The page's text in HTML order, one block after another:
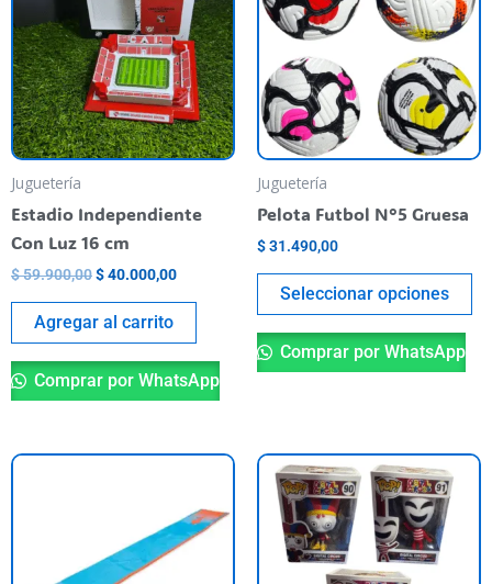
Juguetería
Estadio Independiente
Con Luz 16 cm
$59.900,00$40.000,00
Agregar al carrito
Comprar por WhatsApp
Juguetería
Pelota Futbol N°5 Gruesa
$31.490,00
Seleccionar opciones
Comprar por WhatsApp